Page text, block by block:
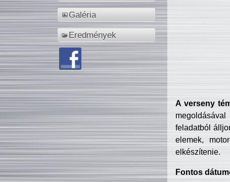
Galéria
Eredmények
A verseny
feladatból
elemek,
elkészítenie.
Fontos